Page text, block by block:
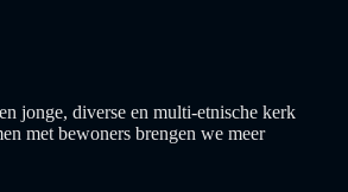
jonge, diverse en multi-etnische kerk
met bewoners brengen we meer